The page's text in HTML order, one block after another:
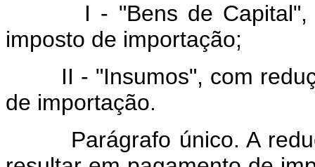
I - "Bens de Capital",
imposto de importação;
II - "Insumos", com
de importação.
Parágrafo único. A